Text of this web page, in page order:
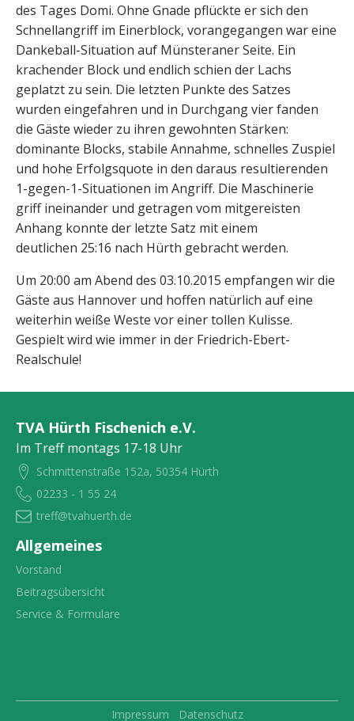
des Tages Domi. Ohne Gnade pflückte er sich den
Schnellangriff im Einerblock, vorangegangen war eine
Dankeball-Situation auf Münsteraner Seite. Ein
krachender Block und endlich schien der Lachs
geplatzt zu sein. Die letzten Punkte des Satzes
wurden eingefahren und in Durchgang vier fanden
die Gäste wieder zu ihren gewohnten Stärken:
dominante Blocks, stabile Annahme, schnelles Zuspiel
und hohe Erfolgsquote in den daraus resultierenden
1-gegen-1-Situationen im Angriff. Die Maschinerie
griff ineinander und getragen vom mitgereisten
Anhang konnte der letzte Satz mit einem
deutlichen 25:16 nach Hürth gebracht werden.
Um 20:00 am Abend des 03.10.2015 empfangen wir die
Gäste aus Hannover und hoffen natürlich auf eine
weiterhin weiße Weste vor einer tollen Kulisse.
Gespielt wird wie immer in der Friedrich-Ebert-
Realschule!
TVA Hürth Fischenich e.V.
Im Treff montags 17-18 Uhr
Schmittenstraße 152a, 50354 Hürth
02233 - 1 55 24
treff@tvahuerth.de
Allgemeines
Vorstand
Beitragsübersicht
Service & Formulare
Impressum Datenschutz